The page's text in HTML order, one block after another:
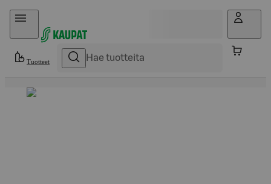
Hyppää sisältöön
Tuotteet